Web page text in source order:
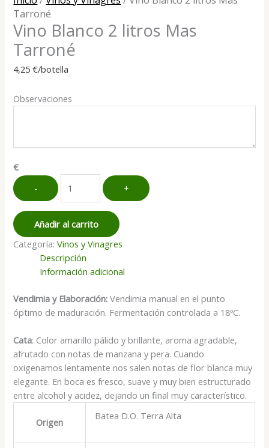
Tarroné
Vino Blanco 2 litros Mas
Tarroné
4,25€/botella
Observaciones
€
Vino
Blanco
litros
Mas
Tarroné
cantidad
- +
Añadir al carrito
Categoría:Vinos y Vinagres
Descripción
Información adicional
Vendimia y Elaboración: Vendimia manual en el punto
óptimo de maduración. Fermentación controlada a 18ºC.
Cata: Color amarillo pálido y brillante, aroma agradable,
afrutado con notas de manzana y pera. Cuando
oxigenamos lentamente nos salen notas de flor blanca muy
elegante. En boca es fresco, suave y muy bien estructurado
entre alcohol y acidez, dejando un final muy característico.
Origen
Batea D.O. Terra Alta